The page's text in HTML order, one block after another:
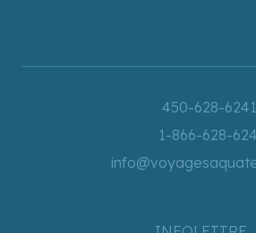
450-628-6241
1-866-628-